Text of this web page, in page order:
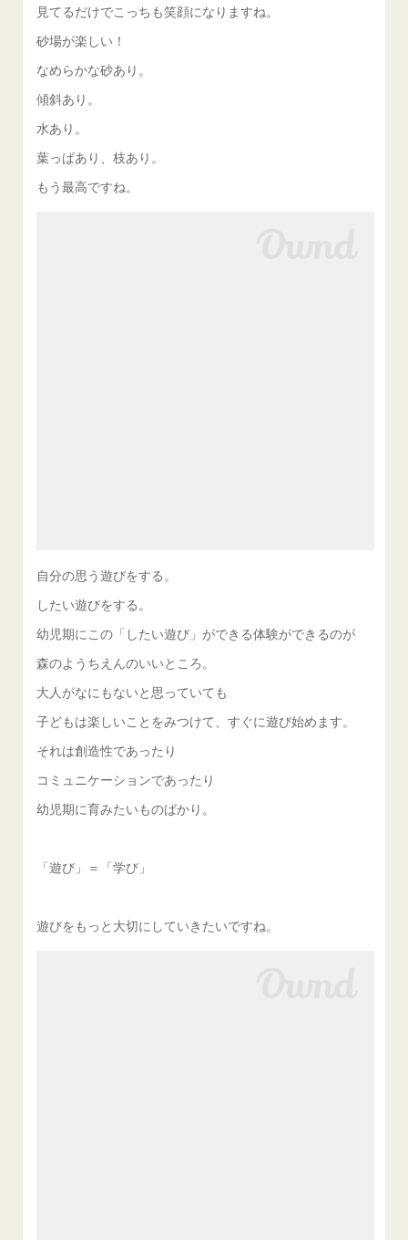
見てるだけでこっちも笑顔になりますね。
砂場が楽しい！
なめらかな砂あり。
傾斜あり。
水あり。
葉っぱあり、枝あり。
もう最高ですね。
自分の思う遊びをする。
したい遊びをする。
幼児期にこの「したい遊び」ができる体験ができるのが
森のようちえんのいいところ。
大人がなにもないと思っていても
子どもは楽しいことをみつけて、すぐに遊び始めます。
それは創造性であったり
コミュニケーションであったり
幼児期に育みたいものばかり。
「遊び」＝「学び」
遊びをもっと大切にしていきたいですね。